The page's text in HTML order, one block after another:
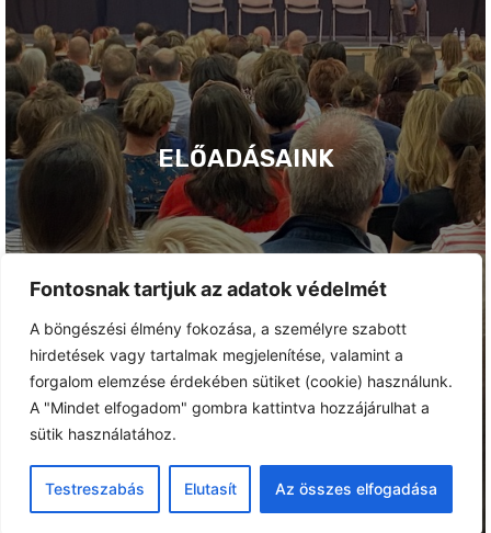
Fontosnak tartjuk az adatok védelmét
A böngészési élmény fokozása, a személyre szabott
hirdetések vagy tartalmak megjelenítése, valamint a
forgalom elemzése érdekében sütiket (cookie) használunk.
A "Mindet elfogadom" gombra kattintva hozzájárulhat a
sütik használatához.
Testreszabás Elutasít Az összes elfogadása
ELŐADÁSAINK